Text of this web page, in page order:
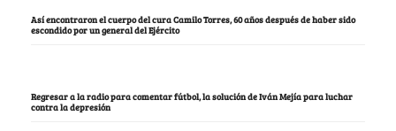
Así encontraron el cuerpo del cura Camilo Torres, 60 años después de haber sido
escondido por un general del Ejército
Regresar a la radio para comentar fútbol, la solución de Iván Mejía para luchar
contra la depresión